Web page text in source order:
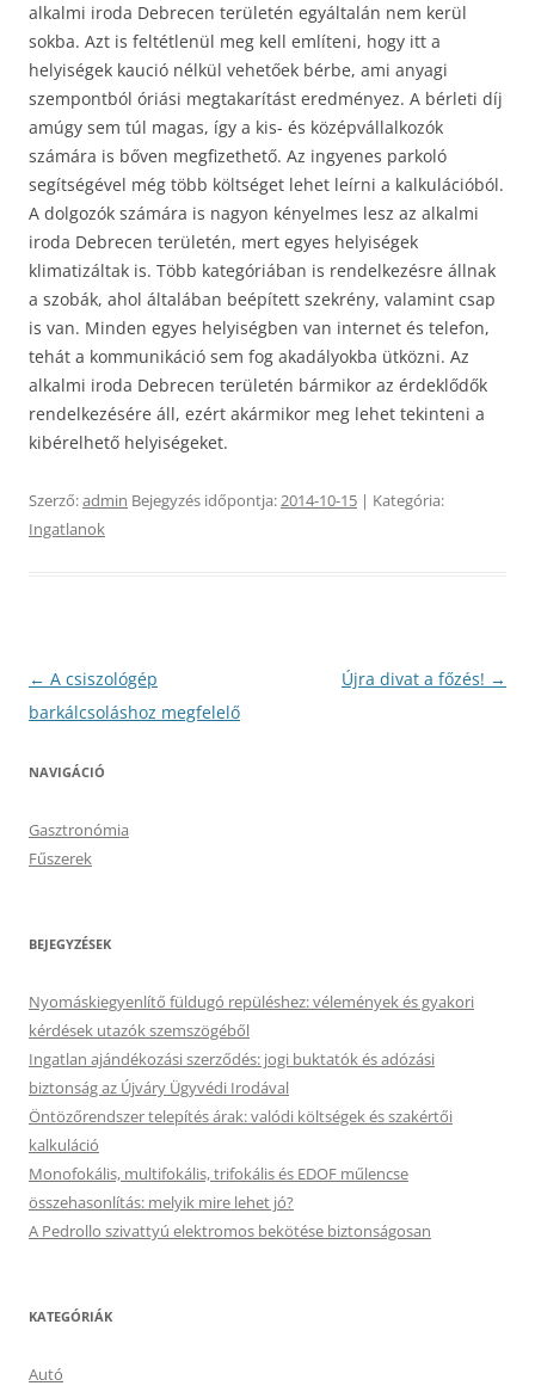
alkalmi iroda Debrecen területén egyáltalán nem kerül
sokba. Azt is feltétlenül meg kell említeni, hogy itt a
helyiségek kaució nélkül vehetőek bérbe, ami anyagi
szempontból óriási megtakarítást eredményez. A bérleti díj
amúgy sem túl magas, így a kis- és középvállalkozók
számára is bőven megfizethető. Az ingyenes parkoló
segítségével még több költséget lehet leírni a kalkulációból.
A dolgozók számára is nagyon kényelmes lesz az alkalmi
iroda Debrecen területén, mert egyes helyiségek
klimatizáltak is. Több kategóriában is rendelkezésre állnak
a szobák, ahol általában beépített szekrény, valamint csap
is van. Minden egyes helyiségben van internet és telefon,
tehát a kommunikáció sem fog akadályokba ütközni. Az
alkalmi iroda Debrecen területén bármikor az érdeklődők
rendelkezésére áll, ezért akármikor meg lehet tekinteni a
kibérelhető helyiségeket.
Szerző:admin Bejegyzés időpontja:2014-10-15 | Kategória:
Ingatlanok
Bejegyzés
navigáció
← A csiszológép
barkálcsoláshoz megfelelő
Újra divat a főzés! →
NAVIGÁCIÓ
Gasztronómia
Fűszerek
BEJEGYZÉSEK
Nyomáskiegyenlítő füldugó repüléshez: vélemények és gyakori
kérdések utazók szemszögéből
Ingatlan ajándékozási szerződés: jogi buktatók és adózási
biztonság az Újváry Ügyvédi Irodával
Öntözőrendszer telepítés árak: valódi költségek és szakértői
kalkuláció
Monofokális, multifokális, trifokális és EDOF műlencse
összehasonlítás: melyik mire lehet jó?
A Pedrollo szivattyú elektromos bekötése biztonságosan
KATEGÓRIÁK
Autó